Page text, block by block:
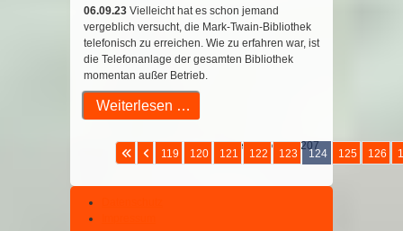
06.09.23 Vielleicht hat es schon jemand
vergeblich versucht, die Mark-Twain-Bibliothek
telefonisch zu erreichen. Wie zu erfahren war, ist
die Telefonanlage der gesamten Bibliothek
momentan außer Betrieb.
Weiterlesen …
Seite 124 von 207
119 120 121 122 123 124 125 126